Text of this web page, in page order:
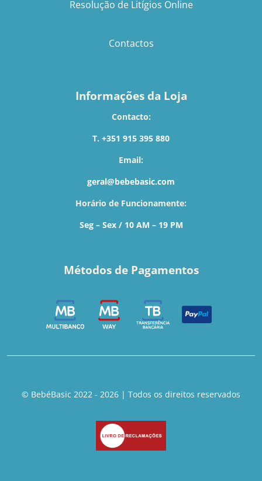
Resolução de Litígios Online
Contactos
Informações da Loja
Contacto:
T. +351 915 395 880
Email:
geral@bebebasic.com
Horário de Funcionamente:
Seg – Sex / 10 AM – 19 PM
Métodos de Pagamentos
© BebéBasic 2022 - 2026 | Todos os direitos reservados